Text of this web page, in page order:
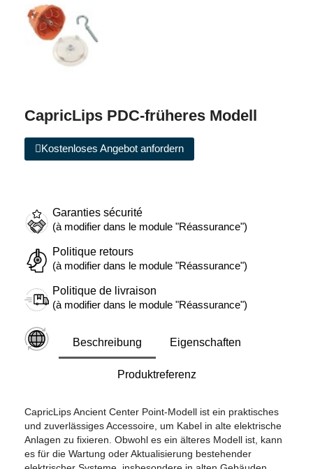
CapricLips PDC-früheres Modell
Kostenloses Angebot anfordern
Garanties sécurité
(à modifier dans le module "Réassurance")
Politique retours
(à modifier dans le module "Réassurance")
Politique de livraison
(à modifier dans le module "Réassurance")
Beschreibung Eigenschaften
Produktreferenz
CapricLips Ancient Center Point-Modell ist ein praktisches
und zuverlässiges Accessoire, um Kabel in alte elektrische
Anlagen zu fixieren. Obwohl es ein älteres Modell ist, kann
es für die Wartung oder Aktualisierung bestehender